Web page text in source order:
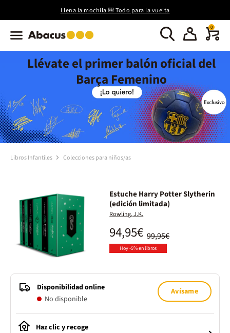
Llena la mochila 🎒 Todo para la vuelta
0
Llévate el primer balón oficial del
Barça Femenino
Libros Infantiles Colecciones para niños/as
Estuche Harry Potter Slytherin
(edición limitada)
Rowling, J.K.
99,95€
94,95€
Hoy -5% en libros
Disponibilidad online
No disponible
Avísame
Haz clic y recoge